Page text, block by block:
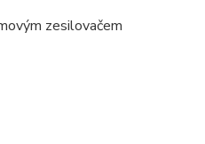
zesilovačem